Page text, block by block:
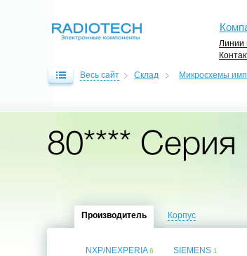
Линии
Весь сайт Склад Микросхемы
80**** Серия
Производитель Корпус
NXP/NEXPERIA6 SIEMENS1